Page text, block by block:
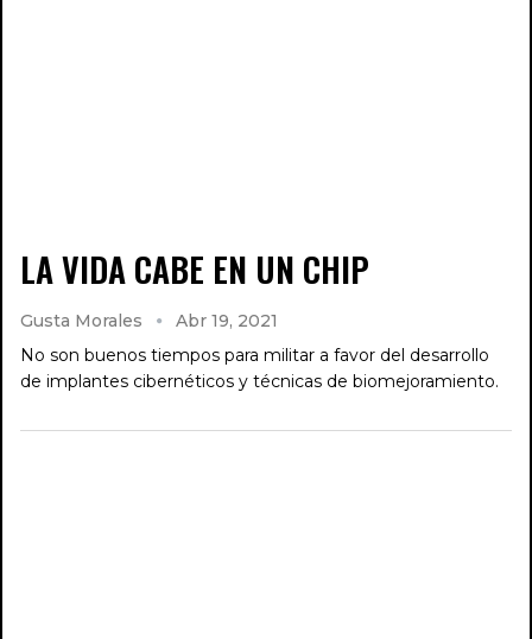
LA VIDA CABE EN UN CHIP
Gusta Morales
Abr 19, 2021
No son buenos tiempos para militar a favor del desarrollo
de implantes cibernéticos y técnicas de biomejoramiento.